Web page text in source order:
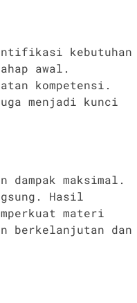
kebutuhan
awal.
kompetensi.
menjadi kunci
dampak maksimal.
Hasil
materi
berkelanjutan dan